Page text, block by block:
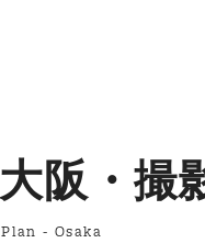
大阪・撮
Plan - Osaka